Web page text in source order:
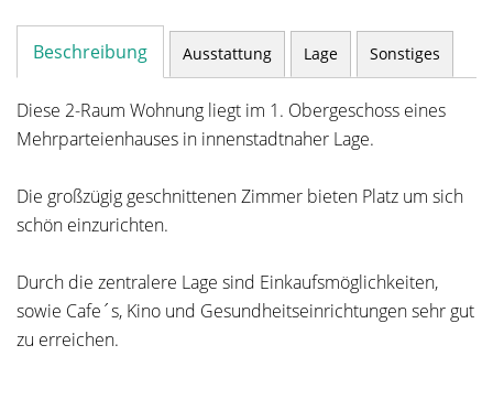
Beschreibung Ausstattung Lage Sonstiges
Diese 2-Raum Wohnung liegt im 1. Obergeschoss eines
Mehrparteienhauses in innenstadtnaher Lage.
Die großzügig geschnittenen Zimmer bieten Platz um sich
schön einzurichten.
Durch die zentralere Lage sind Einkaufsmöglichkeiten,
sowie Cafe´s, Kino und Gesundheitseinrichtungen sehr gut
zu erreichen.